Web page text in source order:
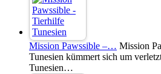
Mission Pawssible –… Mission
Tunesien kümmert sich um
Tunesien…